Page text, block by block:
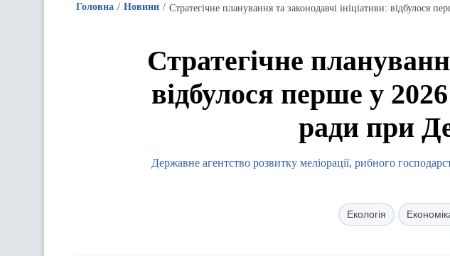
Головна Новини
Стратегічне
відбулося перше у
ради при
Державне агентство розвитку меліорації, рибного
Екологія